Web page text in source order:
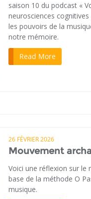
saison 10 du podcast «
neurosciences
les pouvoirs de la
notre mémoire.
Read More
26 FÉVRIER 2026
Mouvement
Voici une réflexion sur le
base de la méthode O
musique.